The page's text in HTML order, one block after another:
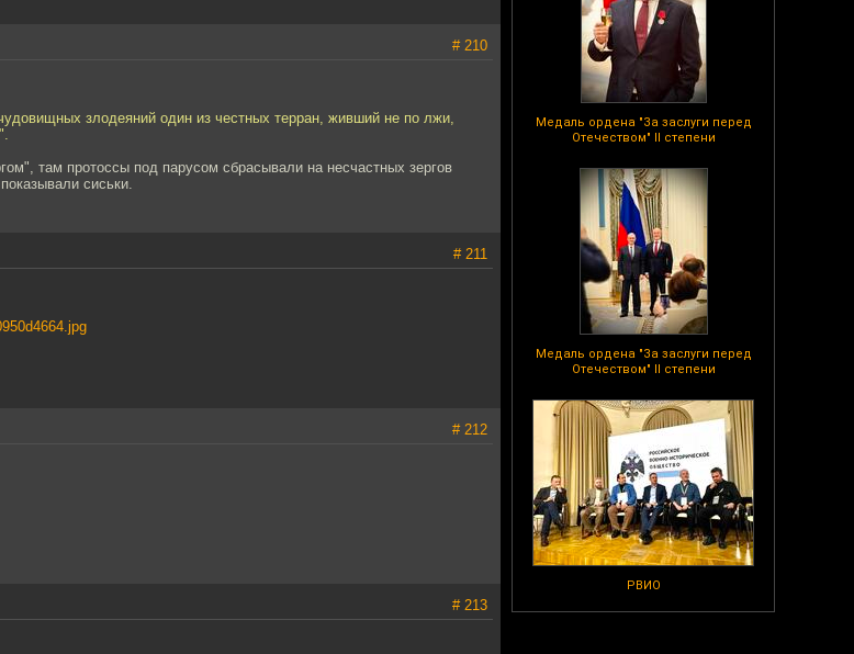
Медаль ордена "За заслуги перед
Отечеством" II степени
Медаль ордена "За заслуги перед
Отечеством" II степени
РВИО
# 210
злодеяний один из честных терран, живший не по лжи,
там протоссы под парусом сбрасывали на несчастных зергов
сиськи.
# 211
# 212
# 213